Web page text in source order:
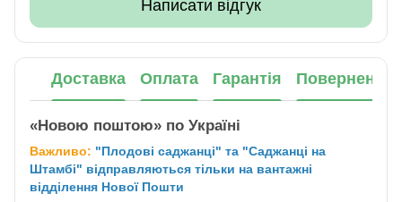
Написати відгук
Доставка Оплата Гарантія Повернення
«Новою поштою» по Україні
Важливо: "Плодові саджанці" та "Саджанці на
Штамбі" відправляються тільки на вантажні
відділення Нової Пошти